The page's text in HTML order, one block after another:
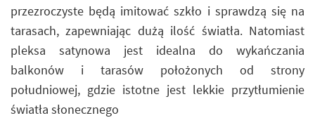
przezroczyste będą imitować szkło i sprawdzą się na
tarasach, zapewniając dużą ilość światła. Natomiast
pleksa satynowa jest idealna do wykańczania
balkonów i tarasów położonych od strony
południowej, gdzie istotne jest lekkie przytłumienie
światła słonecznego